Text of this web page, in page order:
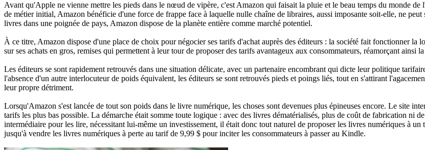
Avant qu'Apple ne vienne mettre les pieds dans le nœud de vipère, c'est Amazon qui faisait la pluie et le beau temps du monde
de métier initial, Amazon bénéficie d'une force de frappe face à laquelle nulle chaîne de libraires, aussi imposante soit-elle, ne
livres dans une poignée de pays, Amazon dispose de la planète entière comme marché potentiel.
À ce titre, Amazon dispose d'une place de choix pour négocier ses tarifs d'achat auprès des éditeurs : la société fait fonctionner la
sur ses achats en gros, remises qui permettent à leur tour de proposer des tarifs avantageux aux consommateurs, réamorçant ainsi
Les éditeurs se sont rapidement retrouvés dans une situation délicate, avec un partenaire encombrant qui dicte leur politique
l'absence d'un autre interlocuteur de poids équivalent, les éditeurs se sont retrouvés pieds et poings liés, tout en s'attirant
leur propre détriment.
Lorsqu'Amazon s'est lancée de tout son poids dans le livre numérique, les choses sont devenues plus épineuses encore. Le site
tarifs les plus bas possible. La démarche était somme toute logique : avec des livres dématérialisés, plus de coût de fabrication ni
intermédiaire pour les lire, nécessitant lui-même un investissement, il était donc tout naturel de proposer les livres numériques à
jusqu'à vendre les livres numériques à perte au tarif de 9,99 $ pour inciter les consommateurs à passer au Kindle.